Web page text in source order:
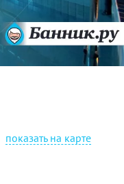
показать на карте